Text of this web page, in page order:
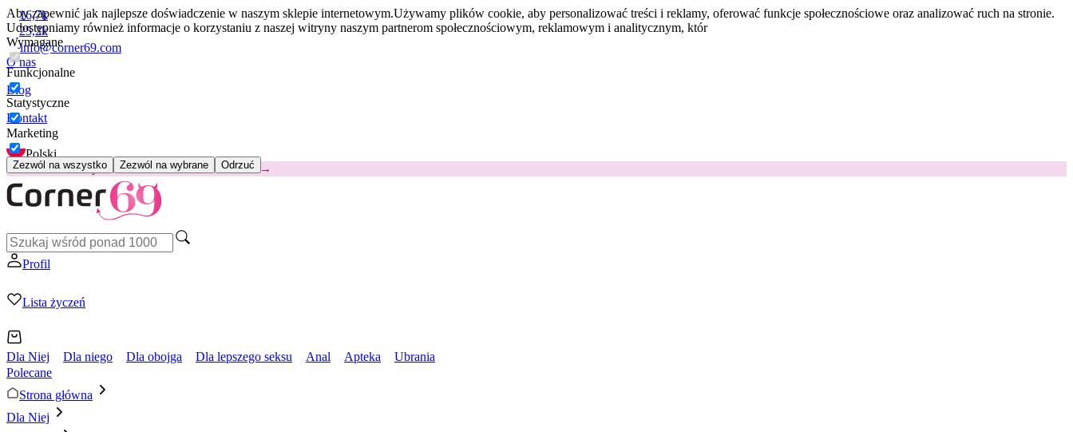
Aby zapewnić jak najlepsze doświadczenie w naszym sklepie internetowym.Używamy plików cookie, aby personalizować treści i reklamy, oferować funkcje społecznościowe oraz analizować ruch na stronie.
Udostępniamy również informacje o korzystaniu z naszej witryny naszym partnerom społecznościowym, reklamowym i analitycznym, któr
Wymagane
Funkcjonalne
Statystyczne
Marketing
Zezwól na wszystko Zezwól na wybrane Odrzuć
16,7k
25,2k
info@corner69.com
O nas
Blog
Kontakt
Polski
😽Svakom Klitty: 65 zł TANIEJKod: KLITTY →
Profil
Lista życzeń
Dla Niej Dla niego Dla obojga Dla lepszego seksu Anal Apteka
Ubrania
Polecane
Strona główna
Dla Niej